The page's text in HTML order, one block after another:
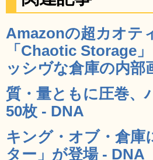
Amazonの超カオテ
「Chaotic Storage
ッシヴな倉庫の内
質・量ともに圧巻、
50枚 - DNA
キング・オブ・倉
ター」が登場 - DNA